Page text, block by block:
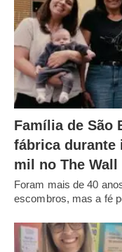
Família de São
fábrica durante
mil no The Wall
Foram mais de 40
escombros, mas a fé